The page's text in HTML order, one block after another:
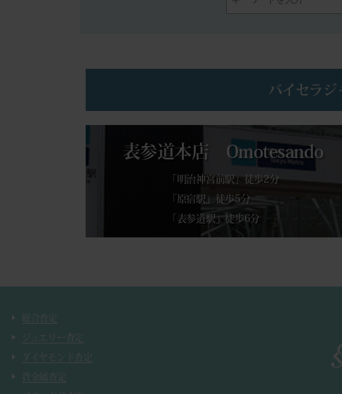
バイセラジ
表参道本店 Omotesando
「明治神宮前駅」徒歩2分
「原宿駅」徒歩5分
「表参道駅」徒歩6分
総合査定
ジュエリー査定
ダイヤモンド査定
貴金属査定